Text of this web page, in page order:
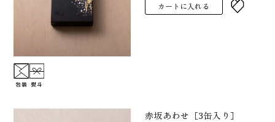
カートに入れる
赤坂あわせ［3缶入り］